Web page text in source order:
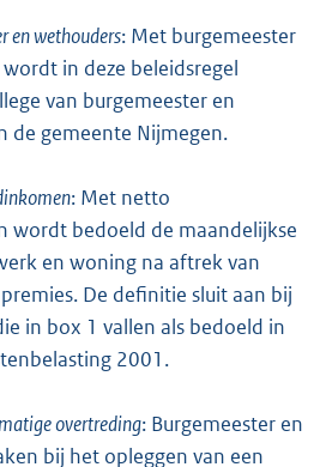
en wethouders: Met burgemeester
in deze beleidsregel
van burgemeester en
de gemeente Nijmegen.
: Met netto
wordt bedoeld de maandelijkse
en woning na aftrek van
De definitie sluit aan bij
in box 1 vallen als bedoeld in
2001.
overtreding: Burgemeester en
bij het opleggen van een